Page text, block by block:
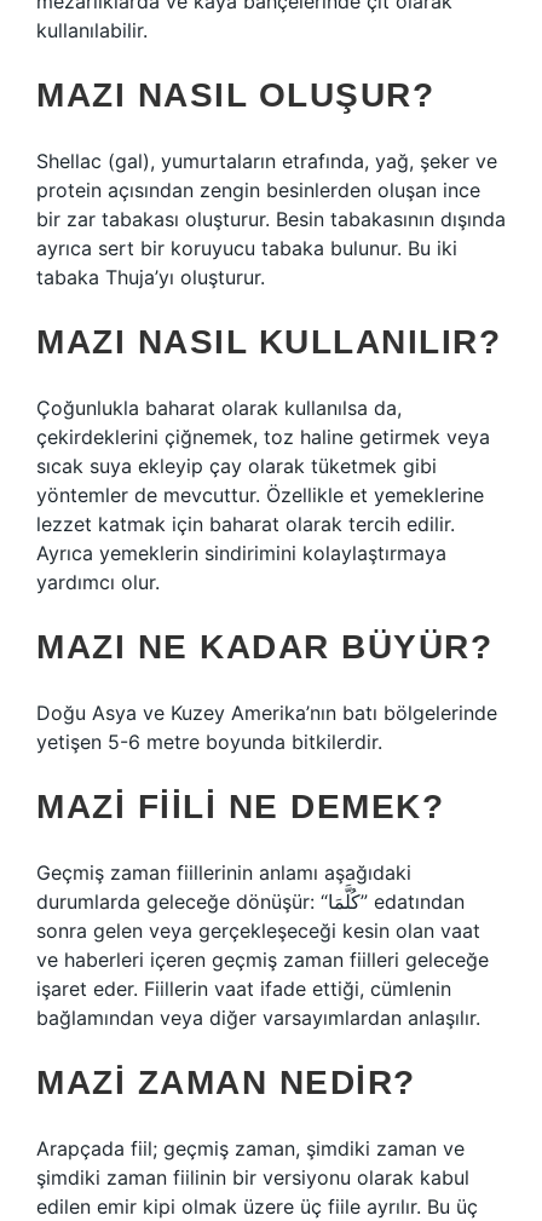
kullanılabilir.
MAZI NASIL OLUŞUR?
Shellac (gal), yumurtaların etrafında, yağ, şeker ve
protein açısından zengin besinlerden oluşan ince
bir zar tabakası oluşturur. Besin tabakasının dışında
ayrıca sert bir koruyucu tabaka bulunur. Bu iki
tabaka Thuja’yı oluşturur.
MAZI NASIL KULLANILIR?
Çoğunlukla baharat olarak kullanılsa da,
çekirdeklerini çiğnemek, toz haline getirmek veya
sıcak suya ekleyip çay olarak tüketmek gibi
yöntemler de mevcuttur. Özellikle et yemeklerine
lezzet katmak için baharat olarak tercih edilir.
Ayrıca yemeklerin sindirimini kolaylaştırmaya
yardımcı olur.
MAZI NE KADAR BÜYÜR?
Doğu Asya ve Kuzey Amerika’nın batı bölgelerinde
yetişen 5-6 metre boyunda bitkilerdir.
MAZI FIILI NE DEMEK?
Geçmiş zaman fiillerinin anlamı aşağıdaki
durumlarda geleceğe dönüşür: “كُلَّمَا” edatından
sonra gelen veya gerçekleşeceği kesin olan vaat
ve haberleri içeren geçmiş zaman fiilleri geleceğe
işaret eder. Fiillerin vaat ifade ettiği, cümlenin
bağlamından veya diğer varsayımlardan anlaşılır.
MAZI ZAMAN NEDIR?
Arapçada fiil; geçmiş zaman, şimdiki zaman ve
şimdiki zaman fiilinin bir versiyonu olarak kabul
edilen emir kipi olmak üzere üç fiile ayrılır. Bu üç